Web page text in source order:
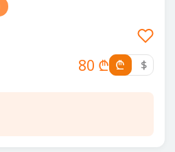
80 ₾ ₾ $